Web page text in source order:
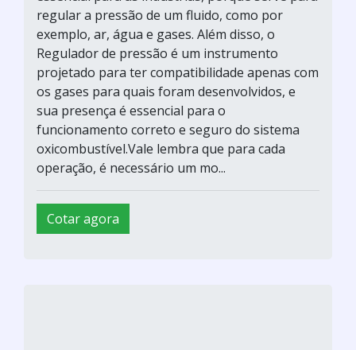
regular a pressão de um fluido, como por
exemplo, ar, água e gases. Além disso, o
Regulador de pressão é um instrumento
projetado para ter compatibilidade apenas com
os gases para quais foram desenvolvidos, e
sua presença é essencial para o
funcionamento correto e seguro do sistema
oxicombustível.Vale lembra que para cada
operação, é necessário um mo...
Cotar agora